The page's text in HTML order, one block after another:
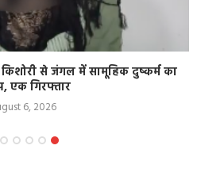
से जंगल में सामूहिक दुष्कर्म का
एक गिरफ्तार
6, 2026